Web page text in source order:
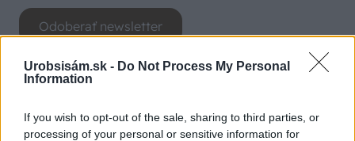
Urobsisám.sk - Do Not Process My Personal
Information
If you wish to opt-out of the sale, sharing to third parties, or
processing of your personal or sensitive information for
Odoberať newsletter